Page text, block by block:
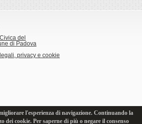
del
di Padova
privacy e cookie
l'esperienza di navigazione. Continuando la
dei cookie. Per saperne di più o negare il consenso